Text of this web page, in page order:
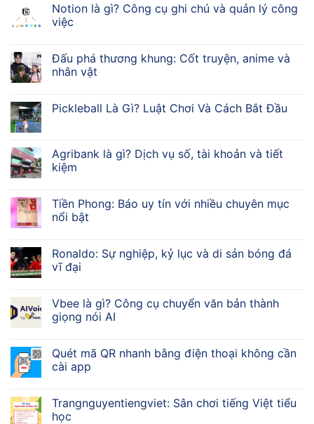
Notion là gì? Công cụ ghi chú và quản lý công
việc
Đấu phá thương khung: Cốt truyện, anime và
nhân vật
Pickleball Là Gì? Luật Chơi Và Cách Bắt Đầu
Agribank là gì? Dịch vụ số, tài khoản và tiết
kiệm
Tiền Phong: Báo uy tín với nhiều chuyên mục
nổi bật
Ronaldo: Sự nghiệp, kỷ lục và di sản bóng đá
vĩ đại
Vbee là gì? Công cụ chuyển văn bản thành
giọng nói AI
Quét mã QR nhanh bằng điện thoại không cần
cài app
Trangnguyentiengviet: Sân chơi tiếng Việt tiểu
học